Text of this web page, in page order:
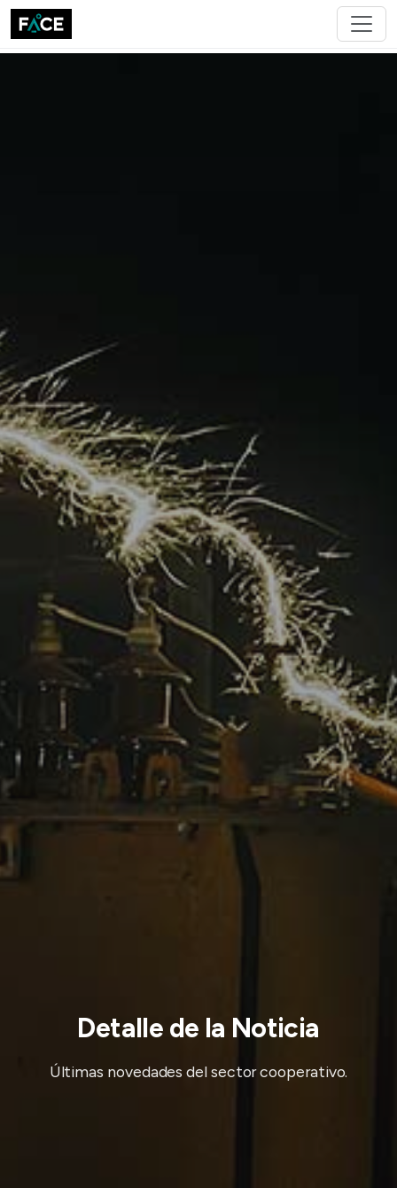
Detalle de la Noticia
Últimas novedades del sector cooperativo.